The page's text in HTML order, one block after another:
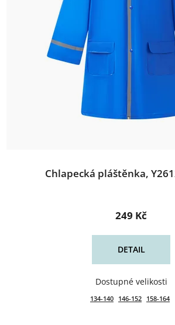
Chlapecká pláštěnka,
249 Kč
DETAIL
134-140 146-152 158-164